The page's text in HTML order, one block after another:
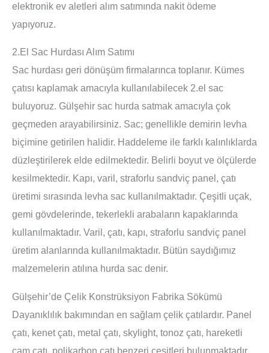
elektronik ev aletleri alım satımında nakit ödeme
yapıyoruz.
2.El Sac Hurdası Alım Satımı
Sac hurdası geri dönüşüm firmalarınca toplanır. Kümes
çatısı kaplamak amacıyla kullanılabilecek 2.el sac
buluyoruz. Gülşehir sac hurda satmak amacıyla çok
geçmeden arayabilirsiniz. Sac; genellikle demirin levha
biçimine getirilen halidir. Haddeleme ile farklı kalınlıklarda
düzleştirilerek elde edilmektedir. Belirli boyut ve ölçülerde
kesilmektedir. Kapı, varil, straforlu sandviç panel, çatı
üretimi sırasında levha sac kullanılmaktadır. Çeşitli uçak,
gemi gövdelerinde, tekerlekli arabaların kapaklarında
kullanılmaktadır. Varil, çatı, kapı, straforlu sandviç panel
üretim alanlarında kullanılmaktadır. Bütün saydığımız
malzemelerin atılına hurda sac denir.
Gülşehir’de Çelik Konstrüksiyon Fabrika Sökümü
Dayanıklılık bakımından en sağlam çelik çatılardır. Panel
çatı, kenet çatı, metal çatı, skylight, tonoz çatı, hareketli
cam çatı, polikarbon çatı benzeri çeşitleri bulunmaktadır.